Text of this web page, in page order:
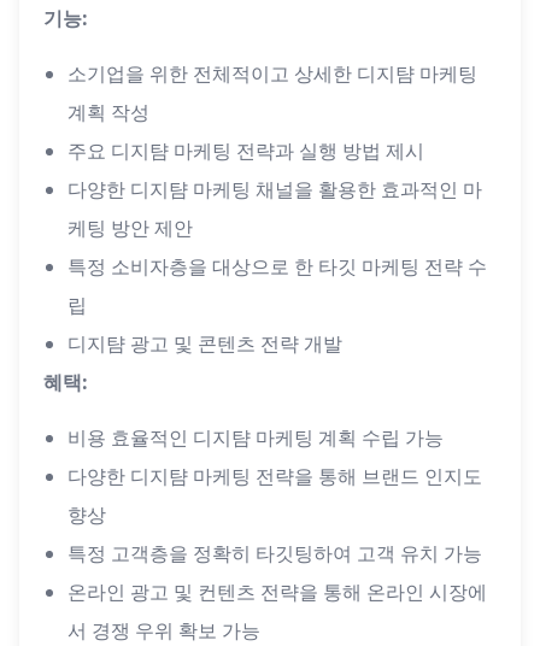
기능:
소기업을 위한 전체적이고 상세한 디지턈 마케팅
계획 작성
주요 디지턈 마케팅 전략과 실행 방법 제시
다양한 디지턈 마케팅 채널을 활용한 효과적인 마
케팅 방안 제안
특정 소비자층을 대상으로 한 타깃 마케팅 전략 수
립
디지턈 광고 및 콘텐츠 전략 개발
혜택:
비용 효율적인 디지턈 마케팅 계획 수립 가능
다양한 디지턈 마케팅 전략을 통해 브랜드 인지도
향상
특정 고객층을 정확히 타깃팅하여 고객 유치 가능
온라인 광고 및 컨텐츠 전략을 통해 온라인 시장에
서 경쟁 우위 확보 가능